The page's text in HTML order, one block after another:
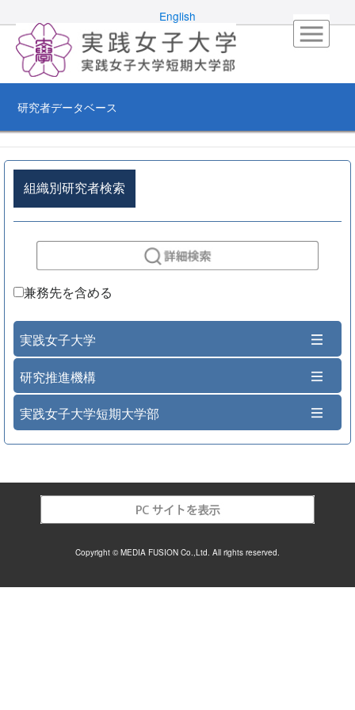
English
研究者データベース
組織別研究者検索
兼務先を含める
実践女子大学
研究推進機構
実践女子大学短期大学部
Copyright © MEDIA FUSION Co.,Ltd. All rights reserved.